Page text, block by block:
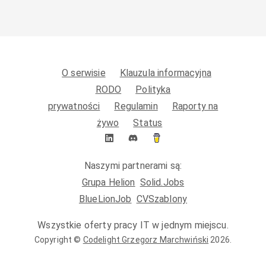
O serwisie
Klauzula informacyjna
RODO
Polityka
prywatności
Regulamin
Raporty na
żywo
Status
Naszymi partnerami są:
Grupa Helion Solid.Jobs
BlueLionJob CVSzablony
Wszystkie oferty pracy IT w jednym miejscu.
Copyright © Codelight Grzegorz Marchwiński 2026